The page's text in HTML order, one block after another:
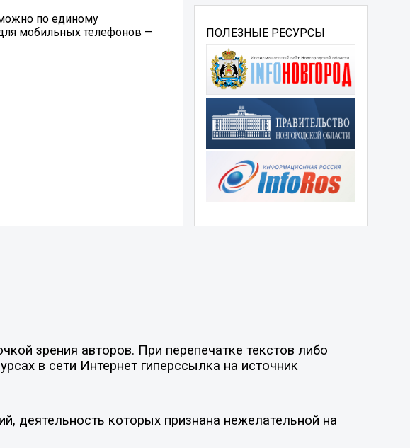
по единому
мобильных телефонов —
ПОЛЕЗНЫЕ РЕСУРСЫ
зрения авторов. При перепечатке текстов либо
в сети Интернет гиперссылка на источник
деятельность которых признана нежелательной на